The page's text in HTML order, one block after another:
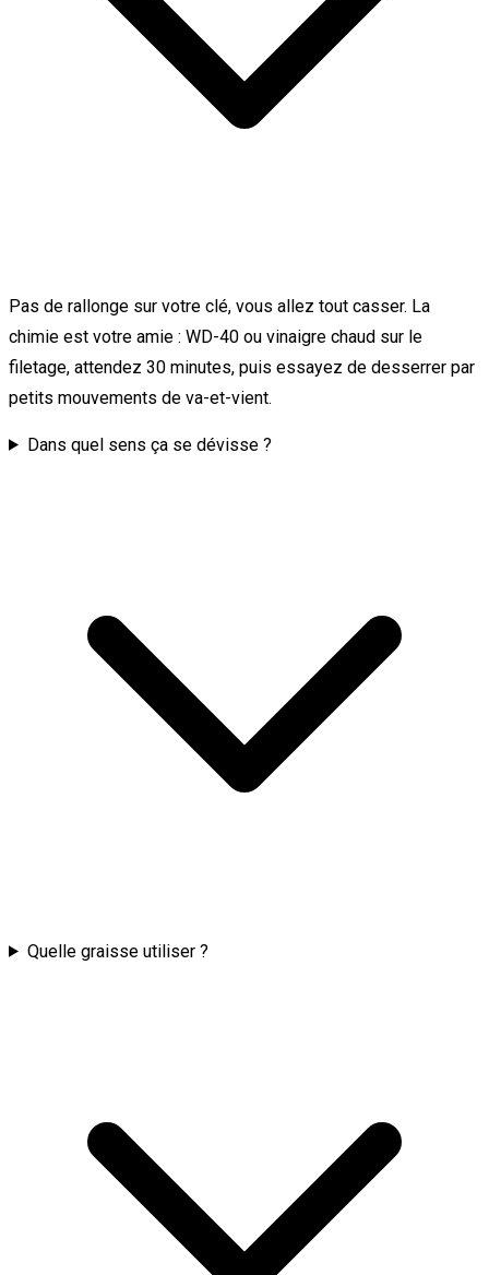
Pas de rallonge sur votre clé, vous allez tout casser. La
chimie est votre amie : WD-40 ou vinaigre chaud sur le
filetage, attendez 30 minutes, puis essayez de desserrer par
petits mouvements de va-et-vient.
Dans quel sens ça se dévisse ?
Quelle graisse utiliser ?